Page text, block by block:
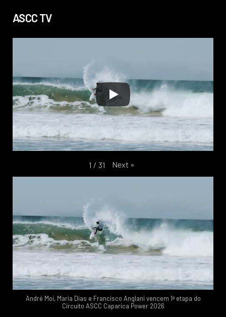
ASCC TV
1 / 31 Next »
André Moi, Maria Dias e Francisco Anglani vencem 1ª etapa do
Circuito ASCC Caparica Power 2026